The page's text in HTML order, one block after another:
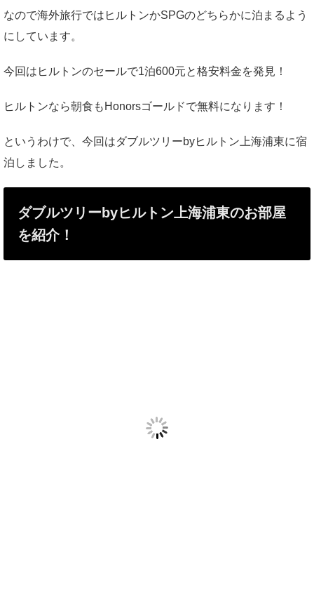
なので海外旅行ではヒルトンかSPGのどちらかに泊まるよう
にしています。
今回はヒルトンのセールで1泊600元と格安料金を発見！
ヒルトンなら朝食もHonorsゴールドで無料になります！
というわけで、今回はダブルツリーbyヒルトン上海浦東に宿
泊しました。
ダブルツリーbyヒルトン上海浦東のお部屋
を紹介！